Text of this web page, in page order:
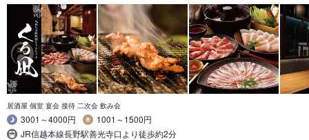
居酒屋 個室 宴会 接待 二次会 飲み会
3001～4000円
1001～1500円
JR信越本線長野駅善光寺口より徒歩約2分